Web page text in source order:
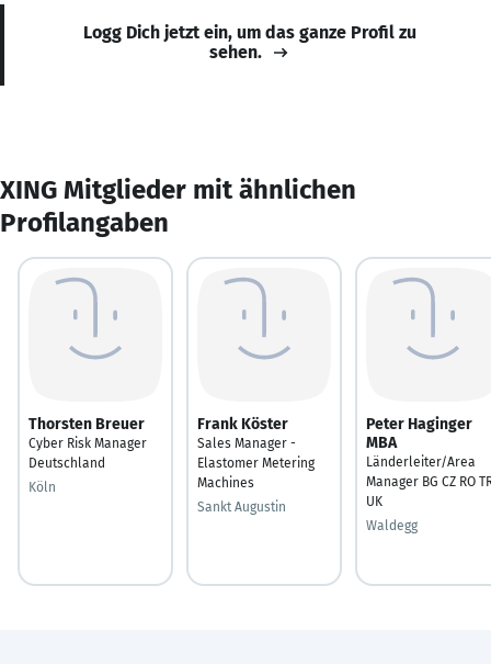
Logg Dich jetzt ein, um das ganze Profil zu
sehen.
XING Mitglieder mit ähnlichen
Profilangaben
Thorsten Breuer
Cyber Risk Manager
Deutschland
Köln
Frank Köster
Sales Manager -
Elastomer Metering
Machines
Sankt Augustin
Peter Haginger
MBA
Länderleiter/Area
Manager BG CZ RO
UK
Waldegg